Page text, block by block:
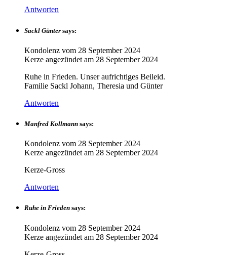
Antworten
Sackl Günter says:
Kondolenz vom 28 September 2024
Kerze angezündet am 28 September 2024
Ruhe in Frieden. Unser aufrichtiges Beileid.
Familie Sackl Johann, Theresia und Günter
Antworten
Manfred Kollmann says:
Kondolenz vom 28 September 2024
Kerze angezündet am 28 September 2024
Kerze-Gross
Antworten
Ruhe in Frieden says:
Kondolenz vom 28 September 2024
Kerze angezündet am 28 September 2024